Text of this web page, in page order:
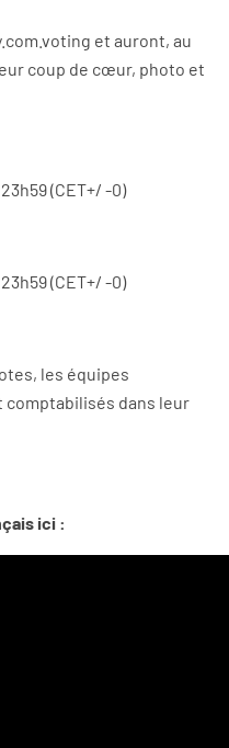
et auront, au
coup de cœur, photo et
(CET+/ -0)
(CET+/ -0)
les équipes
dans leur
ici :